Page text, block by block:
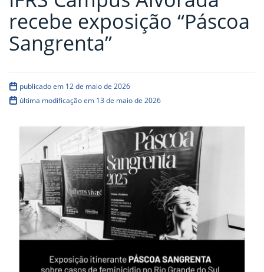
recebe exposição “Páscoa
Sangrenta”
publicado em 12 de maio de 2026
última modificação em 13 de maio de 2026